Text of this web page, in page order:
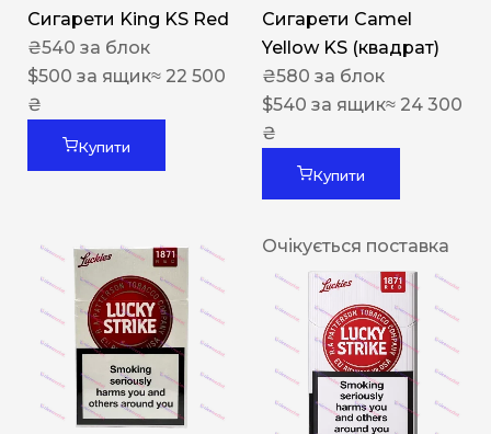
Сигарети King KS Red
₴540 за блок
$500 за ящик≈ 22 500
₴
Купити
Сигарети Camel
Yellow KS (квадрат)
₴580 за блок
$540 за ящик≈ 24 300
₴
Купити
Очікується поставка